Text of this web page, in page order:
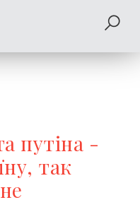
путіна -
так